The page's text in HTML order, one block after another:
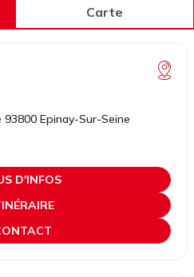
Carte
Epinay-Sur-Seine
D'INFOS